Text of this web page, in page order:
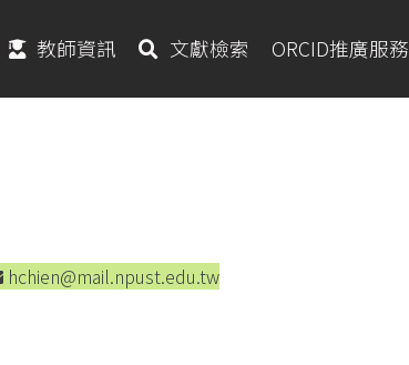
教師資訊 文獻檢索 ORCID推廣服務
hchien@mail.npust.edu.tw